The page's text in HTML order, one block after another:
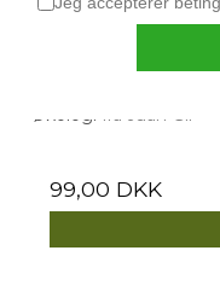
Honoro Vera
Økologi fra Juan Gil
99,00 DKK